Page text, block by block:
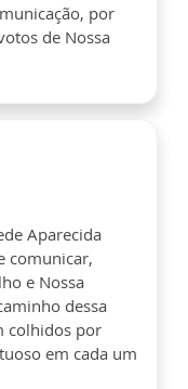
por
de Nossa
Aparecida
comunicar,
e Nossa
dessa
colhidos por
em cada um